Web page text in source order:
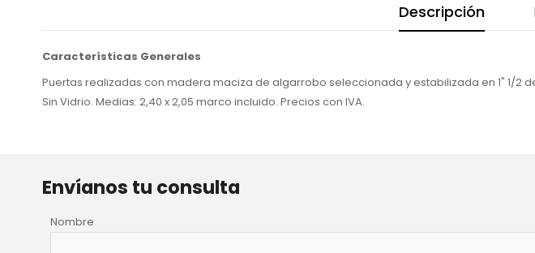
Descripción
Características Generales
Puertas realizadas con madera maciza de algarrobo seleccionada y estabilizada en 1" 1/
Sin Vidrio. Medias: 2,40 x 2,05 marco incluido. Precios con IVA.
Envíanos tu consulta
Nombre